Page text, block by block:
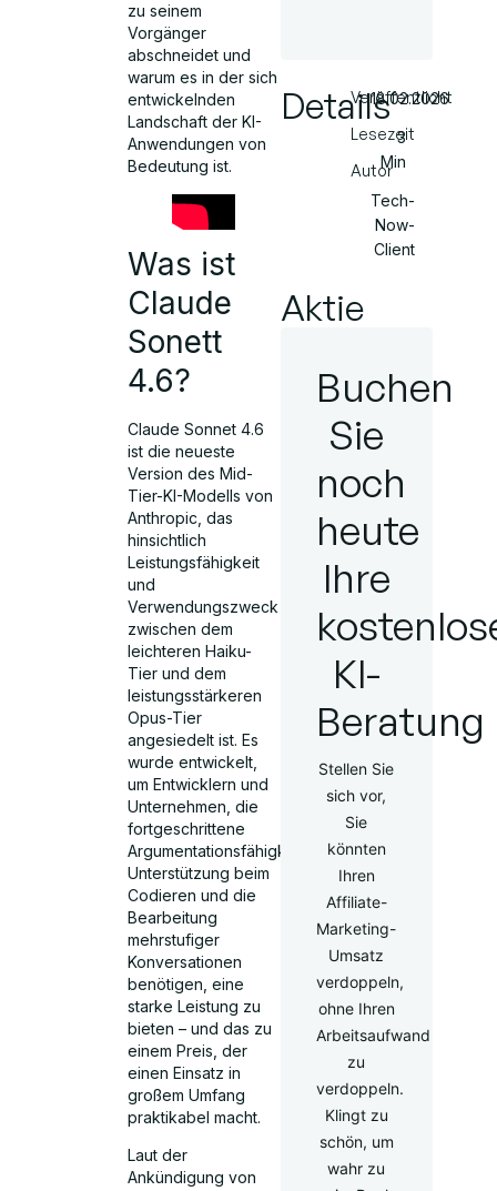
zu seinem
Vorgänger
abschneidet und
warum es in der sich
entwickelnden
Landschaft der KI-
Anwendungen von
Bedeutung ist.
Was ist
Claude
Sonett
4.6?
Claude Sonnet 4.6
ist die neueste
Version des Mid-
Tier-KI-Modells von
Anthropic, das
hinsichtlich
Leistungsfähigkeit
und
Verwendungszweck
zwischen dem
leichteren Haiku-
Tier und dem
leistungsstärkeren
Opus-Tier
angesiedelt ist. Es
wurde entwickelt,
um Entwicklern und
Unternehmen, die
fortgeschrittene
Argumentationsfähigkeiten,
Unterstützung beim
Codieren und die
Bearbeitung
mehrstufiger
Konversationen
benötigen, eine
starke Leistung zu
bieten – und das zu
einem Preis, der
einen Einsatz in
großem Umfang
praktikabel macht.
Laut der
Ankündigung von
DetailsVeröffentlicht
Lesezeit
Autor
18.02.2026
3
Min
Tech-
Now-
Client
Aktie
Buchen
Sie
noch
heute
Ihre
KI-
Beratung
Stellen Sie
sich vor,
Sie
könnten
Ihren
Affiliate-
Marketing-
Umsatz
verdoppeln,
ohne Ihren
Arbeitsaufwand
zu
verdoppeln.
Klingt zu
schön, um
wahr zu